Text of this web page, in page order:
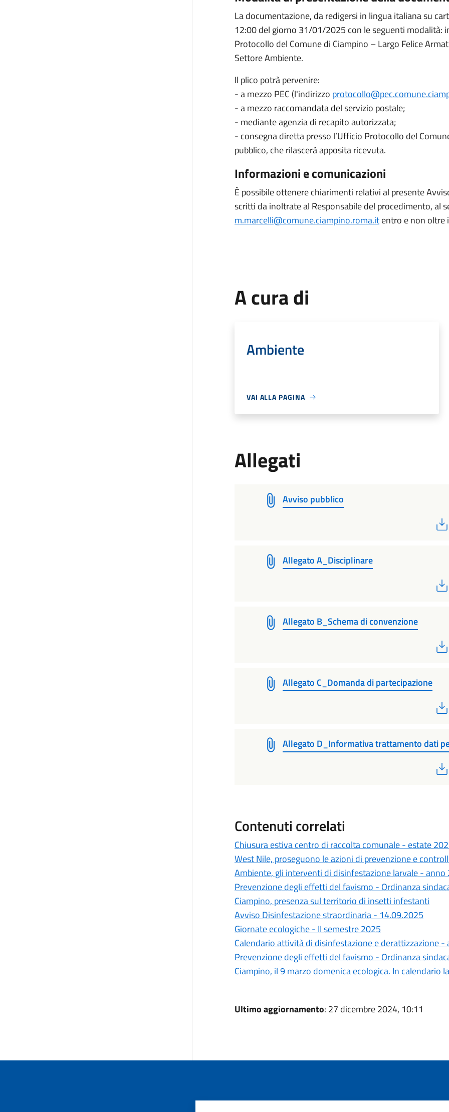
La documentazione, da redigersi in lingua italiana su
12:00 del giorno 31/01/2025 con le seguenti modalità:
Protocollo del Comune di Ciampino – Largo Felice
Settore Ambiente.
Il plico potrà pervenire:
- a mezzo PEC (l'indirizzo
- a mezzo raccomandata del servizio postale;
- mediante agenzia di recapito autorizzata;
- consegna diretta presso l’Ufficio Protocollo del
pubblico, che rilascerà apposita ricevuta.
Informazioni e comunicazioni
È possibile ottenere chiarimenti relativi al presente
scritti da inoltrate al Responsabile del procedimento, al
m.marcelli@comune.ciampino.roma.itentro e non oltre
A cura di
Ambiente
VAI ALLA PAGINA
Allegati
Avviso pubblico
Allegato A_Disciplinare
Allegato B_Schema di convenzione
Allegato C_Domanda di partecipazione
Allegato D_Informativa trattamento dati
Contenuti correlati
Chiusura estiva centro di raccolta comunale - estate
West Nile, proseguono le azioni di prevenzione e
Ambiente, gli interventi di disinfestazione larvale - anno
Prevenzione degli effetti del favismo - Ordinanza
Ciampino, presenza sul territorio di insetti infestanti
Avviso Disinfestazione straordinaria - 14.09.2025
Giornate ecologiche - II semestre 2025
Calendario attività di disinfestazione e derattizzazione -
Prevenzione degli effetti del favismo - Ordinanza
Ciampino, il 9 marzo domenica ecologica. In calendario
Ultimo aggiornamento: 27 dicembre 2024, 10:11